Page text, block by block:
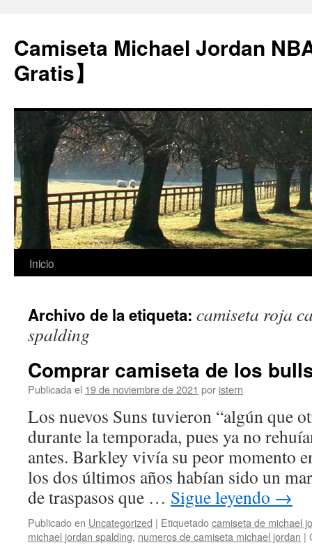
Camiseta Michael Jordan
Gratis】
Saltar
contenido
Inicio
Archivo de la etiqueta: camiseta roja
spalding
Comprar camiseta de los
Publicada el 19 de noviembre de 2021 por istern
Los nuevos Suns tuvieron “algún que
durante la temporada, pues ya no
antes. Barkley vivía su peor momento
los dos últimos años habían sido un
de traspasos que … Sigue leyendo →
Publicado en Uncategorized | Etiquetadocamiseta de michael
michael jordan spalding, numeros de camiseta michael jordan |